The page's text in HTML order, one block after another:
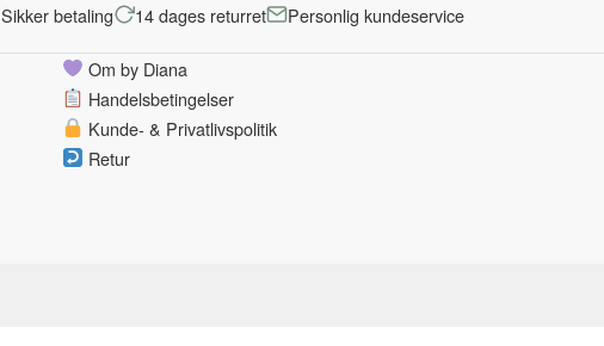
Sikker betaling 14 dages returret Personlig kundeservice
Om by Diana
Handelsbetingelser
Kunde- & Privatlivspolitik
Retur